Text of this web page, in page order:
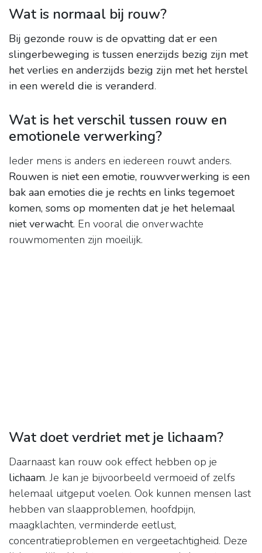
Wat is normaal bij rouw?
Bij gezonde rouw is de opvatting dat er een
slingerbeweging is tussen enerzijds bezig zijn met
het verlies en anderzijds bezig zijn met het herstel
in een wereld die is veranderd.
Wat is het verschil tussen rouw en
emotionele verwerking?
Ieder mens is anders en iedereen rouwt anders.
Rouwen is niet een emotie, rouwverwerking is een
bak aan emoties die je rechts en links tegemoet
komen, soms op momenten dat je het helemaal
niet verwacht. En vooral die onverwachte
rouwmomenten zijn moeilijk.
Wat doet verdriet met je lichaam?
Daarnaast kan rouw ook effect hebben op je
lichaam. Je kan je bijvoorbeeld vermoeid of zelfs
helemaal uitgeput voelen. Ook kunnen mensen last
hebben van slaapproblemen, hoofdpijn,
maagklachten, verminderde eetlust,
concentratieproblemen en vergeetachtigheid. Deze